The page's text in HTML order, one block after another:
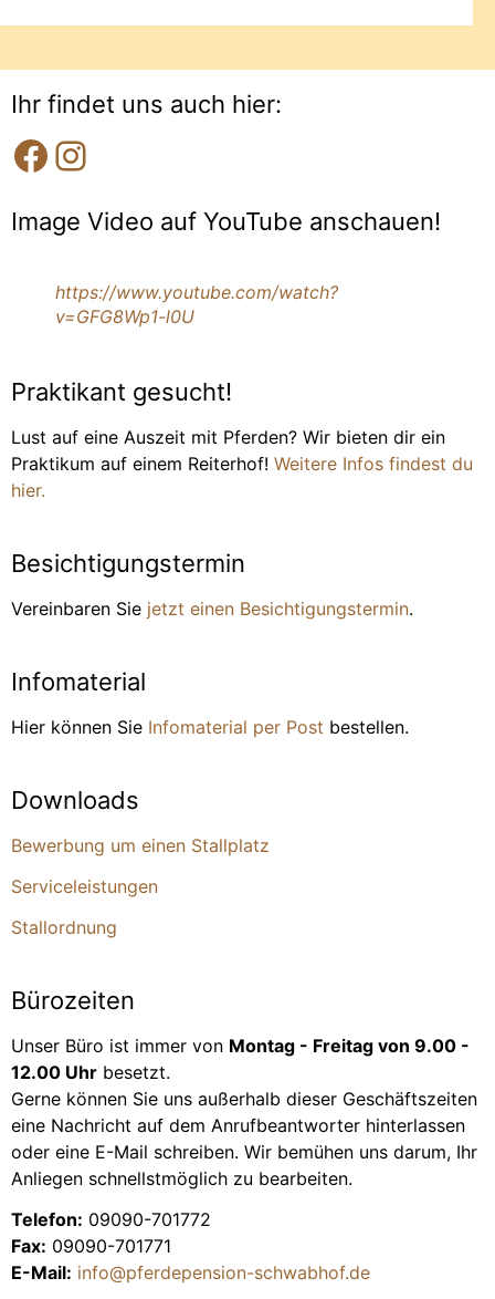
Ihr findet uns auch hier:
Image Video auf YouTube anschauen!
https://www.youtube.com/watch?
v=GFG8Wp1-l0U
Praktikant gesucht!
Lust auf eine Auszeit mit Pferden? Wir bieten dir ein
Praktikum auf einem Reiterhof! Weitere Infos findest du
hier.
Besichtigungstermin
Vereinbaren Sie jetzt einen Besichtigungstermin.
Infomaterial
Hier können Sie Infomaterial per Post bestellen.
Downloads
Bewerbung um einen Stallplatz
Serviceleistungen
Stallordnung
Bürozeiten
Unser Büro ist immer von Montag - Freitag von 9.00 -
12.00 Uhr besetzt.
Gerne können Sie uns außerhalb dieser Geschäftszeiten
eine Nachricht auf dem Anrufbeantworter hinterlassen
oder eine E-Mail schreiben. Wir bemühen uns darum, Ihr
Anliegen schnellstmöglich zu bearbeiten.
Telefon: 09090-701772
Fax: 09090-701771
E-Mail: info@pferdepension-schwabhof.de